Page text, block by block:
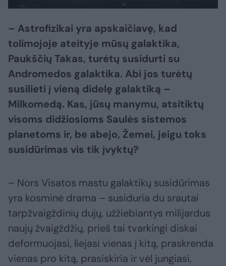
– Astrofizikai yra apskaičiavę, kad
tolimojoje ateityje mūsų galaktika,
Paukščių Takas, turėtų susidurti su
Andromedos galaktika. Abi jos turėtų
susilieti į vieną didelę galaktiką –
Milkomedą. Kas, jūsų manymu, atsitiktų
visoms didžiosioms Saulės sistemos
planetoms ir, be abejo, Žemei, jeigu toks
susidūrimas vis tik įvyktų?
– Nors Visatos mastu galaktikų susidūrimas
yra kosminė drama – susiduria du srautai
tarpžvaigždinių dujų, užžiebiantys milijardus
naujų žvaigždžių, prieš tai tvarkingi diskai
deformuojasi, liejasi vienas į kitą, praskrenda
vienas pro kitą, prasiskiria ir vėl jungiasi,